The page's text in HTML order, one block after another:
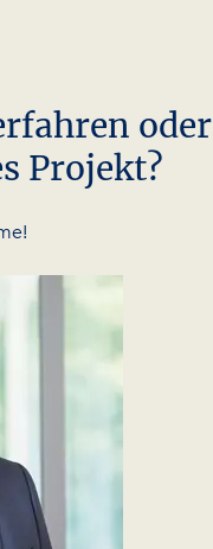
oder
Projekt?